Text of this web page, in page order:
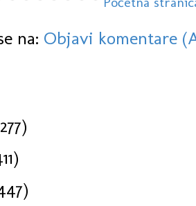
na: Objavi komentare